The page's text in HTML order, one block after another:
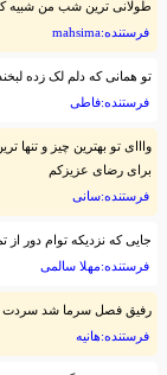
طولانی ترین شب من شبیه
فرستنده:mahsima
تو همانی که دلم لک زده
فرستنده:فاطی
وااای تو بهترین چیز و
برای رضای عزیزکم
فرستنده:سانی
جایی که نزدیکه توام دور
فرستنده:مهلا سالمی
رفیق فصل سرما شد سردت
فرستنده:هانیه